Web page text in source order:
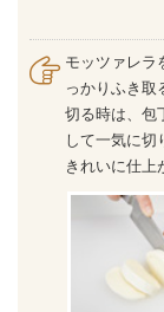
モッツァレラ
っかりふき取
切る時は、包
して一気に切
きれいに仕上